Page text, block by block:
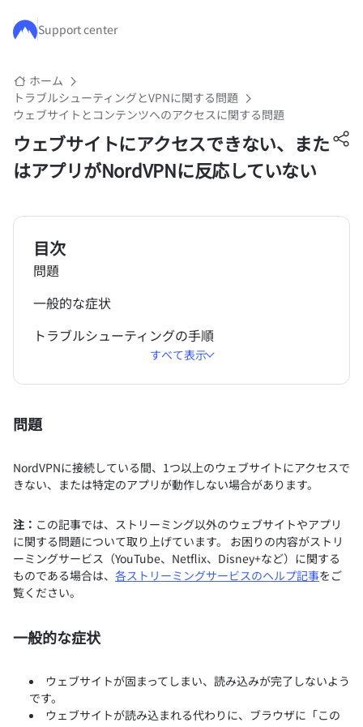
メインコンテンツにスキップ
Support center
ホーム
トラブルシューティングとVPNに関する問題
ウェブサイトとコンテンツへのアクセスに関する問題
ウェブサイトにアクセスできない、また
はアプリがNordVPNに反応していない
目次
問題
一般的な症状
トラブルシューティングの手順
すべて表示
問題
NordVPNに接続している間、1つ以上のウェブサイトにアクセスで
きない、または特定のアプリが動作しない場合があります。
注： この記事では、ストリーミング以外のウェブサイトやアプリ
に関する問題について取り上げています。 お困りの内容がストリ
ーミングサービス（YouTube、Netflix、Disney+など）に関する
ものである場合は、 各ストリーミングサービスのヘルプ記事をご
覧ください。
一般的な症状
ウェブサイトが固まってしまい、読み込みが完了しないよう
です。
ウェブサイトが読み込まれる代わりに、ブラウザに「この